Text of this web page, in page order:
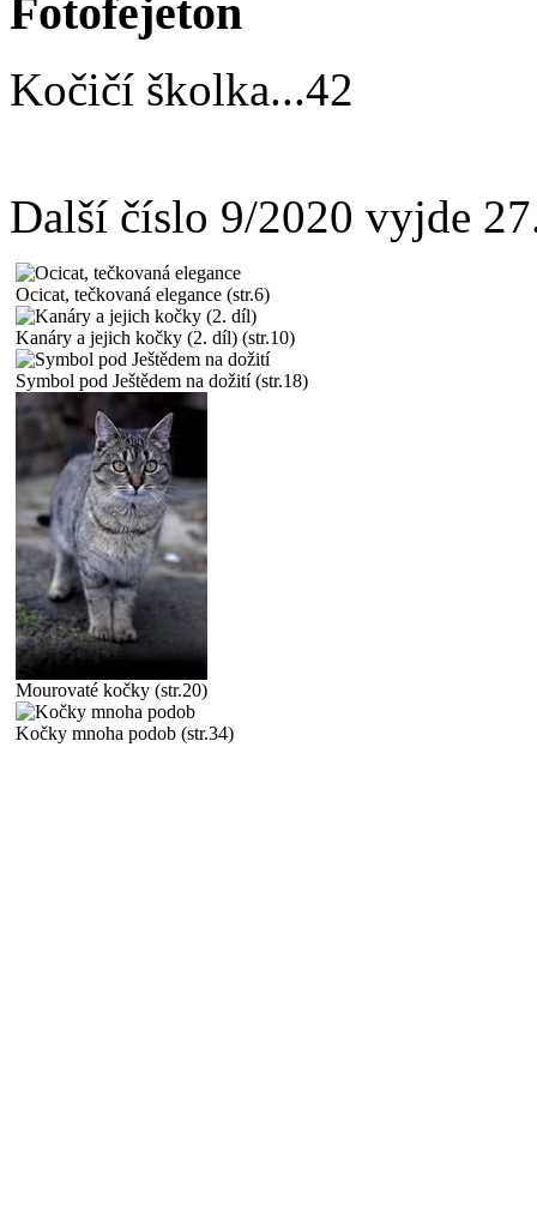
Fotofejeton
Kočičí školka...42
Další číslo 9/2020 vyjde
Ocicat, tečkovaná elegance (str.6)
Kanáry a jejich kočky (2. díl) (str.10)
Symbol pod Ještědem na dožití (str.18)
Mourovaté kočky (str.20)
Kočky mnoha podob (str.34)